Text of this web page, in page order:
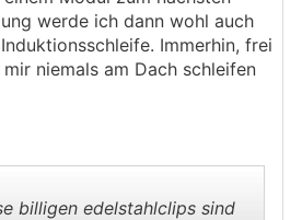
werde ich dann wohl auch
Immerhin, frei
niemals am Dach schleifen
billigen edelstahlclips sind